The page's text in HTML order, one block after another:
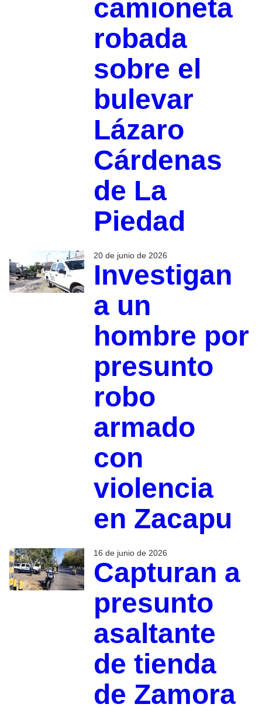
camioneta
robada
sobre el
bulevar
Lázaro
Cárdenas
de La
Piedad
20 de junio de 2026
Investigan
a un
hombre por
presunto
robo
armado
con
violencia
en Zacapu
16 de junio de 2026
Capturan a
presunto
asaltante
de tienda
de Zamora